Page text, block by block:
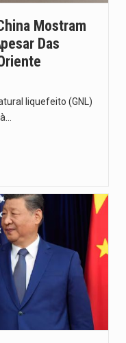
Mostram
Das
liquefeito (GNL)